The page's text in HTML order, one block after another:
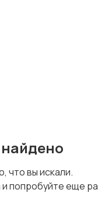
что вы искали.
попробуйте еще